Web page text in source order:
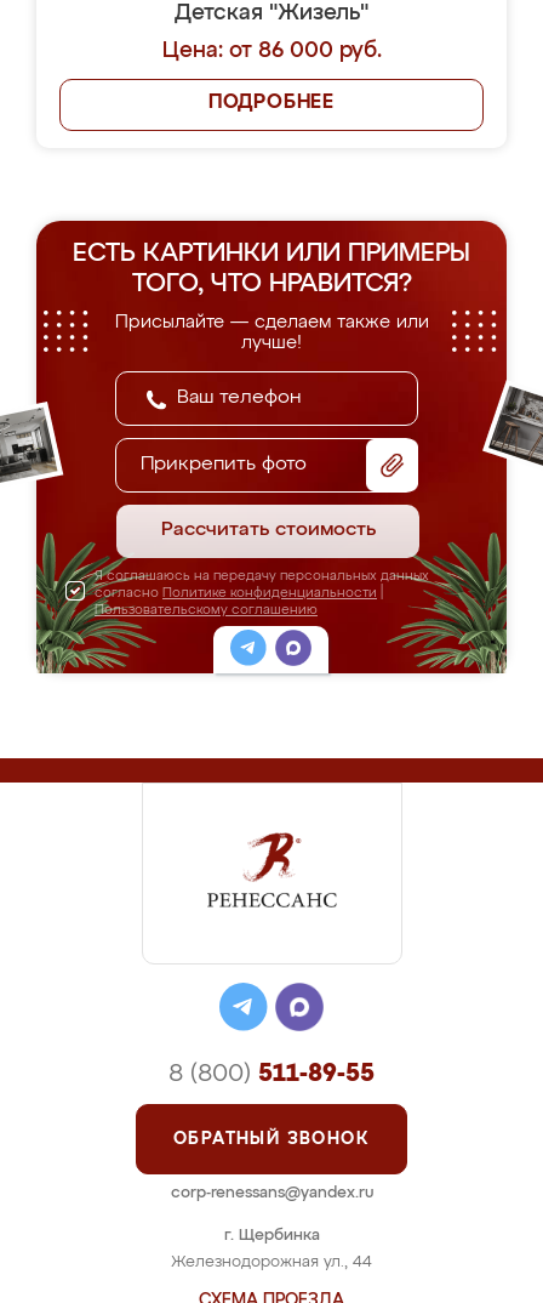
Детская "Жизель"
Цена: от 86 000 руб.
ПОДРОБНЕЕ
ЕСТЬ КАРТИНКИ ИЛИ ПРИМЕРЫ
ТОГО, ЧТО НРАВИТСЯ?
Присылайте — сделаем также или
лучше!
Прикрепить фото
Рассчитать стоимость
Я соглашаюсь на передачу персональных данных
согласно Политике конфиденциальности
Пользовательскому соглашению
г. Щербинка
Железнодорожная ул., 44
8 (800) 511-89-55
ОБРАТНЫЙ ЗВОНОК
corp-renessans@yandex.ru